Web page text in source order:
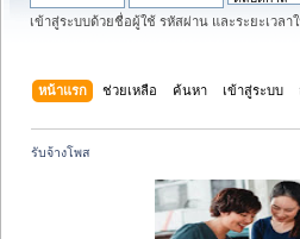
เข้าสู่ระบบด้วยชื่อผู้ใช้ รหัสผ่าน และระยะเวลา
หน้าแรก ช่วยเหลือ ค้นหา เข้าสู่ระบบ
รับจ้างโพส